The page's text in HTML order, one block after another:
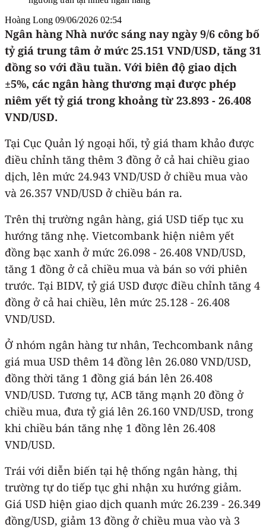
Hoàng Long 09/06/2026 02:54
Ngân hàng Nhà nước sáng nay ngày 9/6 công bố
tỷ giá trung tâm ở mức 25.151 VND/USD, tăng 31
đồng so với đầu tuần. Với biên độ giao dịch
±5%, các ngân hàng thương mại được phép
niêm yết tỷ giá trong khoảng từ 23.893 - 26.408
VND/USD.
Tại Cục Quản lý ngoại hối, tỷ giá tham khảo được
điều chỉnh tăng thêm 3 đồng ở cả hai chiều giao
dịch, lên mức 24.943 VND/USD ở chiều mua vào
và 26.357 VND/USD ở chiều bán ra.
Trên thị trường ngân hàng, giá USD tiếp tục xu
hướng tăng nhẹ. Vietcombank hiện niêm yết
đồng bạc xanh ở mức 26.098 - 26.408 VND/USD,
tăng 1 đồng ở cả chiều mua và bán so với phiên
trước. Tại BIDV, tỷ giá USD được điều chỉnh tăng 4
đồng ở cả hai chiều, lên mức 25.128 - 26.408
VND/USD.
Ở nhóm ngân hàng tư nhân, Techcombank nâng
giá mua USD thêm 14 đồng lên 26.080 VND/USD,
đồng thời tăng 1 đồng giá bán lên 26.408
VND/USD. Tương tự, ACB tăng mạnh 20 đồng ở
chiều mua, đưa tỷ giá lên 26.160 VND/USD, trong
khi chiều bán tăng nhẹ 1 đồng lên 26.408
VND/USD.
Trái với diễn biến tại hệ thống ngân hàng, thị
trường tự do tiếp tục ghi nhận xu hướng giảm.
Giá USD hiện giao dịch quanh mức 26.239 - 26.349
đồng/USD, giảm 13 đồng ở chiều mua vào và 3